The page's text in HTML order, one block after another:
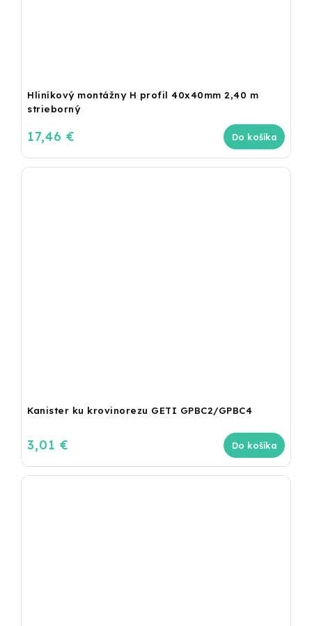
Hliníkový montážny H profil 40x40mm 2,40 m
strieborný
17,46 € Do košíka
Kanister ku krovinorezu GETI GPBC2/GPBC4
3,01 € Do košíka